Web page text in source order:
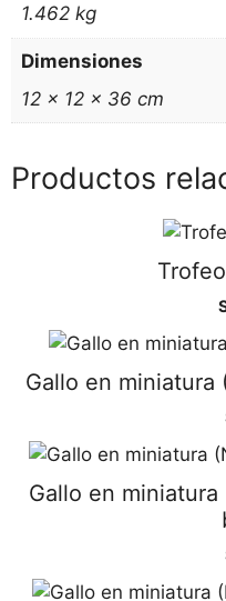
1.462 kg
Dimensiones
12 × 12 × 36 cm
Productos
Gallo en miniatura
Gallo en